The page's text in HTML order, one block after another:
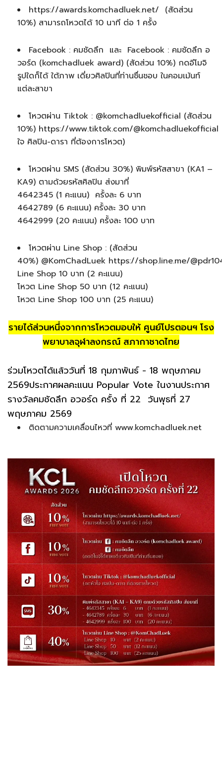
https://awards.komchadluek.net/ (สัดส่วน
10%) สามารถโหวตได้ 10 นาที ต่อ 1 ครั้ง
Facebook : คมชัดลึก และ Facebook : คมชัดลึก อ
วอร์ด (komchadluek award) (สัดส่วน 10%) กดอีโมจิ
รูปใดก็ได้ ใต้ภาพ เดี่ยวศิลปินที่ท่านชื่นชอบ ในคอมเม้นท์
แต่ละสาขา
โหวตผ่าน Tiktok : @komchadluekofficial (สัดส่วน
10%) https://www.tiktok.com/@komchadluekofficial
ใจ ศิลปิน-ดารา ที่ต้องการโหวต)
โหวตผ่าน SMS (สัดส่วน 30%) พิมพ์รหัสสาขา (KA1 –
KA9) ตามด้วยรหัสศิลปิน ส่งมาที่
4642345 (1 คะแนน) ครั้งละ 6 บาท
4642789 (6 คะแนน) ครั้งละ 30 บาท
4642999 (20 คะแนน) ครั้งละ 100 บาท
โหวตผ่าน Line Shop : (สัดส่วน
40%) @KomChadLuek https://shop.line.me/
Line Shop 10 บาท (2 คะแนน)
โหวต Line Shop 50 บาท (12 คะแนน)
โหวต Line Shop 100 บาท (25 คะแนน)
รายได้ส่วนหนึ่งจากการโหวตมอบให้ ศูนย์โปรตอนฯ โรง
พยาบาลจุฬาลงกรณ์ สภากาชาดไทย
ร่วมโหวตได้แล้ววันที่ 18 กุมภาพันธ์ - 18 พฤษภาคม
2569ประกาศผลคะแนน Popular Vote ในงานประกาศ
รางวัลคมชัดลึก อวอร์ด ครั้ง ที่ 22 วันพุธที่ 27
พฤษภาคม 2569
ติดตามความเคลื่อนไหวที่ www.komchadluek.net